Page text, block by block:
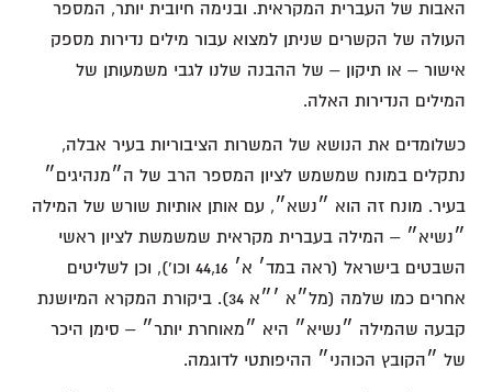
האבות של העברית המקראית. ובנימה חיובית יותר, המספר
העולה של הקשרים שניתן למצוא עבור מילים נדירות מספק
אישור – או תיקון – של ההבנה שלנו לגבי משמעותן של
המילים הנדירות האלה.
כשלומדים את הנושא של המשרות הציבוריות בעיר אבלה,
נתקלים במונח שמשמש לציון המספר הרב של ה״מנהיגים״
בעיר. מונח זה הוא ״נשא״, עם אותן אותיות שורש של המילה
״נשיא״ – המילה בעברית מקראית שמשמשת לציון ראשי
השבטים בישראל (ראה במד׳ א׳ 44,16 וכו'), וכן לשליטים
אחרים כמו שלמה (מל״א ׳״א 34). ביקורת המקרא המיושנת
קבעה שהמילה ״נשיא״ היא ״מאוחרת יותר״ – סימן היכר
של ״הקובץ הכוהני״ ההיפותטי לדוגמה.